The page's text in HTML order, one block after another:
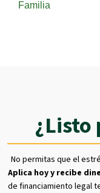
Familia
¿Listo
No permitas que el
Aplica hoy y recibe
de financiamiento legal